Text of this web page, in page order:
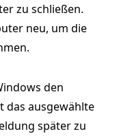
zu schließen.
neu, um die
den
das ausgewählte
später zu